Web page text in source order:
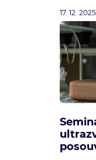
17. 12. 2025